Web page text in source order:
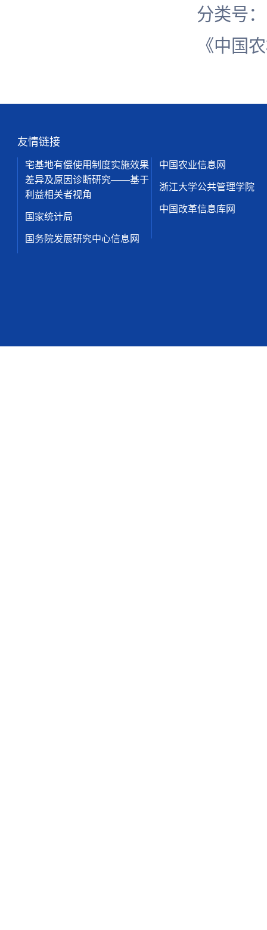
分类号
《中国
友情链接
宅基地有偿使用制度实施效果
差异及原因诊断研究——基于
利益相关者视角
国家统计局
国务院发展研究中心信息网
中国农业信息网
浙江大学公共管理学院
中国改革信息库网